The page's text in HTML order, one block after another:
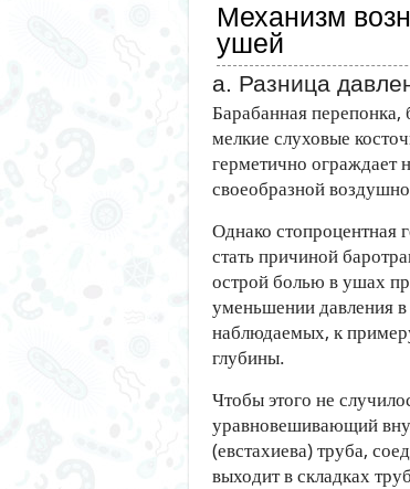
Механизм
ушей
а. Разница
Барабанная перепонка,
мелкие слуховые
герметично
своеобразной
Однако стопроцентная
стать причиной
острой болью в ушах
уменьшении давления
наблюдаемых, к
глубины.
Чтобы этого не
уравновешивающий
(евстахиева) труба,
выходит в складках